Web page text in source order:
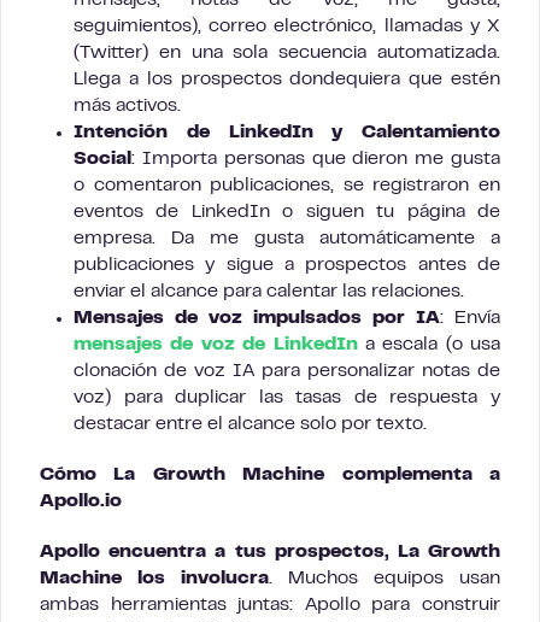
seguimientos), correo electrónico, llamadas y X
(Twitter) en una sola secuencia automatizada.
Llega a los prospectos dondequiera que estén
más activos.
Intención de LinkedIn y Calentamiento
Social : Importa personas que dieron me gusta
o comentaron publicaciones, se registraron en
eventos de LinkedIn o siguen tu página de
empresa. Da me gusta automáticamente a
publicaciones y sigue a prospectos antes de
enviar el alcance para calentar las relaciones.
Mensajes de voz impulsados por IA: Envía
mensajes de voz de LinkedIna escala (o usa
clonación de voz IA para personalizar notas de
voz) para duplicar las tasas de respuesta y
destacar entre el alcance solo por texto.
Cómo La Growth Machine complementa a
Apollo.io
Apollo encuentra a tus prospectos, La Growth
Machine los involucra. Muchos equipos usan
ambas herramientas juntas: Apollo para construir